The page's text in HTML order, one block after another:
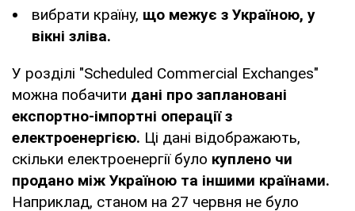
вибрати країну, що межує з Україною, у
вікні зліва.
У розділі "Scheduled Commercial Exchanges"
можна побачити дані про заплановані
експортно-імпортні операції з
електроенергією. Ці дані відображають,
скільки електроенергії було куплено чи
продано між Україною та іншими країнами.
Наприклад, станом на 27 червня не було